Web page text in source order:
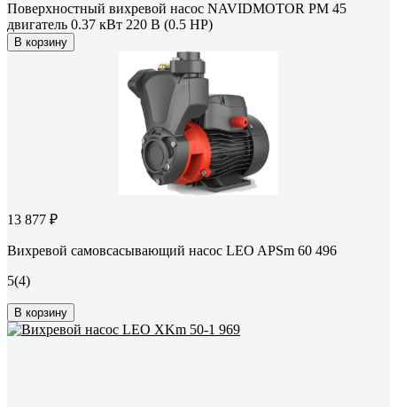
Поверхностный вихревой насос NAVIDMOTOR PM 45
двигатель 0.37 кВт 220 В (0.5 HP)
В корзину
13 877 ₽
Вихревой самовсасывающий насос LEO APSm 60 496
5(4)
В корзину